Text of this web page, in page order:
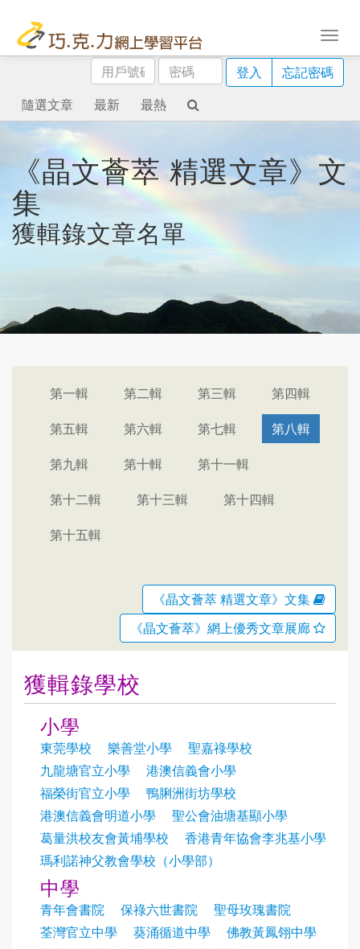
用
戶
號
碼
密
碼
登入
忘記密碼
隨選文章
最新 最熱
《晶文薈萃 精選文章》文
集
獲輯錄文章名單
第一輯 第二輯 第三輯
第四輯
第五輯
第六輯 第七輯
第八輯
第九輯
第十輯
第十一輯
第十二輯
第十三輯
第十四輯
第十五輯
《晶文薈萃 精選文章》文集
《晶文薈萃》網上優秀文章展廊
獲輯錄學校
小學
東莞學校 樂善堂小學
聖嘉祿學校
九龍塘官立小學
港澳信義會小學
福榮街官立小學
鴨脷洲街坊學校
港澳信義會明道小學
聖公會油塘基顯小學
葛量洪校友會黃埔學校
香港青年協會李兆基小學
瑪利諾神父教會學校（小學部）
中學
青年會書院 保祿六世書院
聖母玫瑰書院
荃灣官立中學
葵涌循道中學
佛教黃鳳翎中學